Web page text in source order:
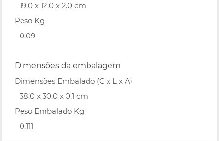
19.0 x 12.0 x 2.0 cm
Peso Kg
0.09
Dimensões da embalagem
Dimensões Embalado (C x L x A)
38.0 x 30.0 x 0.1 cm
Peso Embalado Kg
0.111